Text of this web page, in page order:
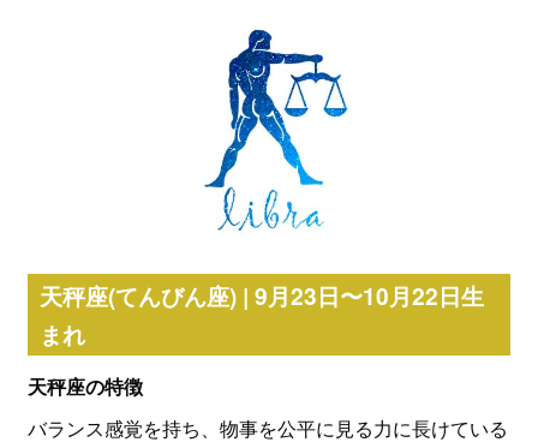
天秤座(てんびん座) | 9月23日〜10月22日生
まれ
天秤座の特徴
バランス感覚を持ち、物事を公平に見る力に長けている